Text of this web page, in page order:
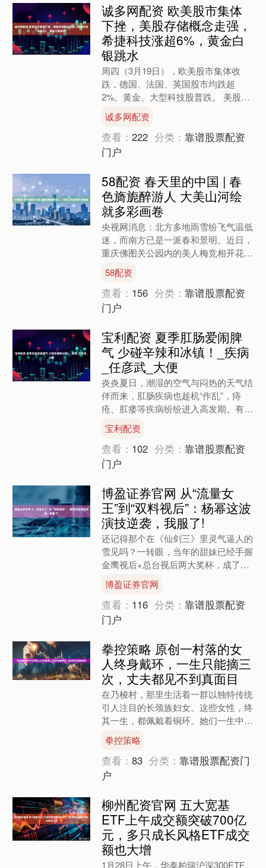
诚多网配资 欧美股市集体
下挫，美股存储概念走强，
希捷科技涨超6%，黄金白
银跳水
周四（3月19日），欧美股市集体收
跌，德国、法国、英国股市均跌超
2%。黄金、大型科技股普跌。 美股三
大指数连两日收低，但跌幅较盘中明显
收窄。截至收盘，道指跌0.....
诚多网配资
查看：222 分类：靠谱股票配资
门户
58配资 春天里的中国 | 春
色旖旎醉游人 大美山河绘
就多彩画卷
央视网消息：北方多地雨雪纷飞气温低
迷，而南方已是一派春和景明。近日，
重庆佛图关公园内的美人梅竞相开花，
春日限定景观开往春天的列车再度走红
网络，不少人专门来此打卡....
58配资
查看： 156 分类：靠谱股票配资
门户
宝利配资 夏季肛肠爱闹脾
气 少碰辛辣和冰镇！_疾病
_任彦武_大便
炎炎夏日，潮湿的空气与闷热的天气结
伴而来，肛肠疾病也趁机“作乱”，痔
疮、肛瘘等疾病纷纷进入高发期。有数
据显示，夏季肛肠疾病的发病率比春秋
季高出30%，其中痔疮、....
宝利配资
查看： 102 分类：靠谱股票配资
门户
博盈证券官网 从“流量女
王”到“双料视后”：杨幂这波
演技逆袭，我服了!
还记得那个在《仙剑三》里灵气逼人的
雪见吗？一转眼，当年的甜妹已经手握
金鹰视后+总台视后两大奖杯，成了实
打实的‘双料视后’！从2012年到2026
年，十四年光阴，....
博盈证券官网
查看： 116 分类：靠谱股票配资
门户
拳控策略 原创一村落的女
人终身戴环，一生只能摘三
次，丈夫都见不到真面目
在乃梭村，那里生活着一群以独特传统
引人注目的长颈族妇女。这些女性，终
其一生，都佩戴着铜环。她们一生中只
有三次机会可以摘下铜环，而这三次分
别是结婚、生育、以及死亡....
拳控策略
查看：83 分类：靠谱股票配资门
户
柳州配资官网 五大宽基
ETF上午成交额突破700亿
元，多只成长风格ETF成交
额也大增
1月28日上午，华泰柏瑞沪深300ETF